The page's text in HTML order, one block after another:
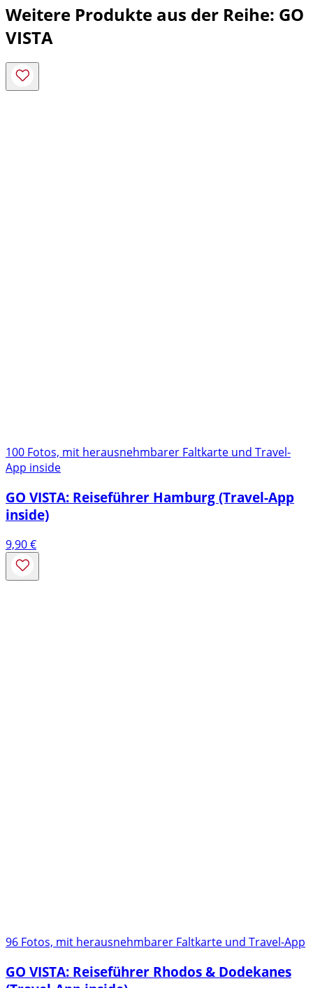
Weitere Produkte aus der Reihe: GO
VISTA
100 Fotos, mit herausnehmbarer Faltkarte und Travel-
App inside
GO VISTA: Reiseführer Hamburg (Travel-App
inside)
9,90€
96 Fotos, mit herausnehmbarer Faltkarte und Travel-App
GO VISTA: Reiseführer Rhodos & Dodekanes